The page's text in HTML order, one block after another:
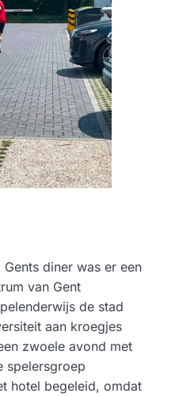
diner was er een
van Gent
de stad
aan kroegjes
zwoele avond met
spelersgroep
hotel begeleid, omdat